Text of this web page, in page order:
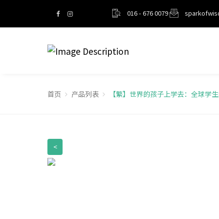
016 - 676 0079
首页 产品列表 【繁】世界的孩子上学去：全球学
<